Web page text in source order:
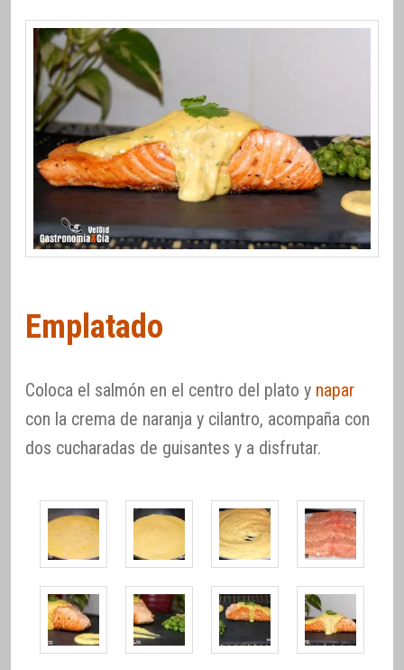
Emplatado
Coloca el salmón en el centro del plato y napar
con la crema de naranja y cilantro, acompaña con
dos cucharadas de guisantes y a disfrutar.